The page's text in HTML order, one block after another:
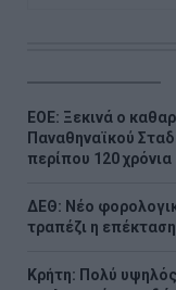
ΕΟΕ: Ξεκινά ο
Παναθηναϊκού
περίπου 120 χρόνια
ΔΕΘ: Νέο
τραπέζι η
Κρήτη: Πολύ